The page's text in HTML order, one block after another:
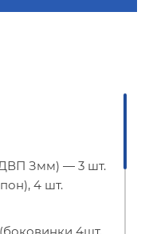
Змм) — 3 шт.
4 шт.
4шт,